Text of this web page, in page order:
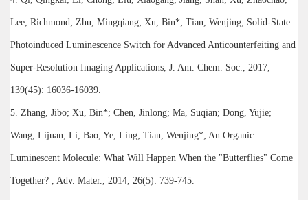
Lee, Richmond; Zhu, Mingqiang; Xu, Bin*; Tian, Wenjing; Solid-State
Photoinduced Luminescence Switch for Advanced Anticounterfeiting and
Super-Resolution Imaging Applications, J. Am. Chem. Soc., 2017,
139(45): 16036-16039.
5. Zhang, Jibo; Xu, Bin*; Chen, Jinlong; Ma, Suqian; Dong, Yujie;
Wang, Lijuan; Li, Bao; Ye, Ling; Tian, Wenjing*; An Organic
Luminescent Molecule: What Will Happen When the "Butterflies" Come
Together? , Adv. Mater., 2014, 26(5): 739-745.